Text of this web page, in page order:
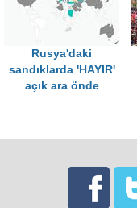
Rusya'daki
sandıklarda 'HAYIR'
açık ara önde